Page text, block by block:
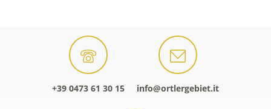
+39 0473 61 30 15 info@ortlergebiet.it